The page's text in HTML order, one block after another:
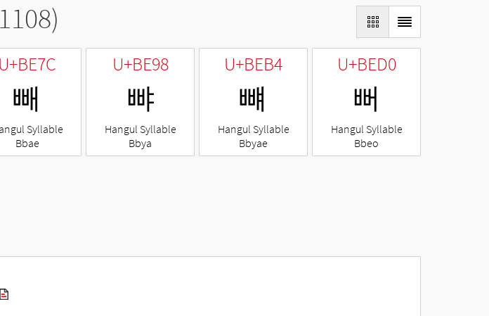
U+BE7C
빼
Syllable
Bbae
U+BE98
뺘
Hangul Syllable
Bbya
U+BEB4
뺴
Hangul Syllable
Bbyae
U+BED0
뻐
Hangul Syllable
Bbeo